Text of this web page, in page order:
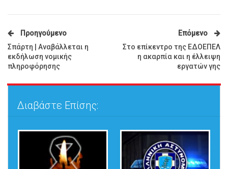
Προηγούμενο
Σπάρτη | Αναβάλλεται η
εκδήλωση νομικής
πληροφόρησης
Επόμενο
Στο επίκεντρο της ΕΔΟΕΠΕΛ
η ακαρπία και η έλλειψη
εργατών γης
Διαβάστε Επίσης: